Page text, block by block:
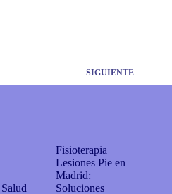
SIGUIENTE
Fisioterapia
Lesiones Pie en
Madrid:
Soluciones